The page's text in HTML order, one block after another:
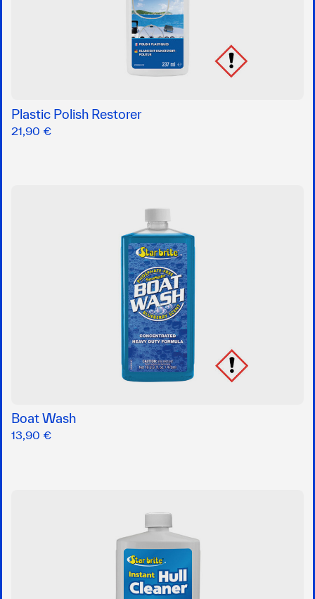
Plastic Polish Restorer
21,90 €
Boat Wash
13,90 €